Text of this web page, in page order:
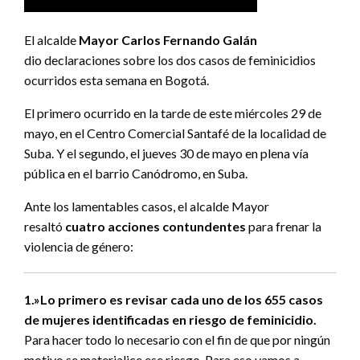
El alcalde Mayor Carlos Fernando Galán
dio declaraciones sobre los dos casos de feminicidios
ocurridos esta semana en Bogotá.
El primero ocurrido en la tarde de este miércoles 29 de
mayo, en el Centro Comercial Santafé de la localidad de
Suba. Y el segundo, el jueves 30 de mayo en plena vía
pública en el barrio Canódromo, en Suba.
Ante los lamentables casos, el alcalde Mayor
resaltó cuatro acciones contundentes para frenar la
violencia de género:
1.»Lo primero es revisar cada uno de los 655 casos
de mujeres identificadas en riesgo de feminicidio.
Para hacer todo lo necesario con el fin de que por ningún